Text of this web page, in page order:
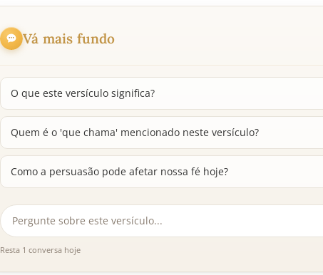
Vá mais fundo
O que este versículo significa?
Quem é o 'que chama' mencionado neste versículo?
Como a persuasão pode afetar nossa fé hoje?
Resta 1 conversa hoje